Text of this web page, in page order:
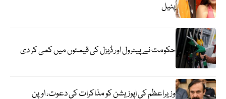
پٹیل
حکومت نے پیٹرول اور ڈیزل کی قیمتوں میں کمی کر دی
وزیراعظم کی اپوزیشن کو مذاکرات کی دعوت، اوپن